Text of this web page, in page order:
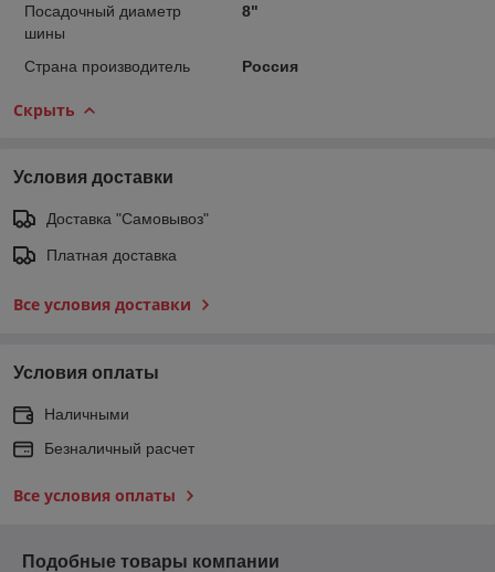
Посадочный диаметр
шины
8"
Страна производитель Россия
Скрыть
Условия доставки
Доставка "Самовывоз"
Платная доставка
Все условия доставки
Условия оплаты
Наличными
Безналичный расчет
Все условия оплаты
Подобные товары компании